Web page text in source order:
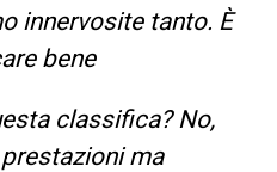
innervosite tanto. È
bene
classifica? No,
ma